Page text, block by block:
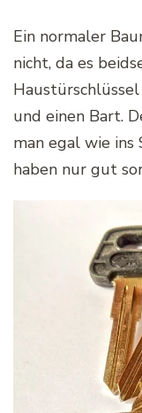
Ein normaler
nicht, da es
und einen Bart.
man egal wie ins
haben nur gut